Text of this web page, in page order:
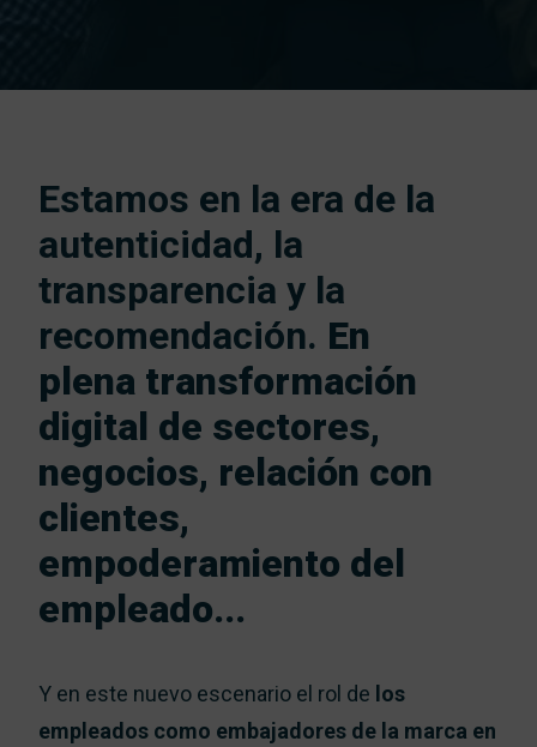
Estamos en la era de la
autenticidad, la
transparencia y la
recomendación. En
plena transformación
digital de sectores,
negocios, relación con
clientes,
empoderamiento del
empleado...
Y en este nuevo escenario el rol de los
empleados como embajadores de la marca en